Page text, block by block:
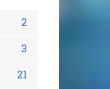
2
3
21